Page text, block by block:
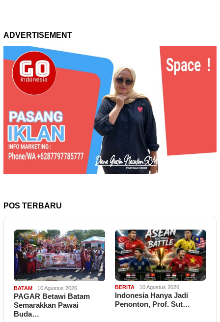
ADVERTISEMENT
POS TERBARU
BATAM 10 Agustus 2026
PAGAR Betawi Batam
Semarakkan Pawai
Buda…
BERITA 10 Agustus 2026
Indonesia Hanya Jadi
Penonton, Prof. Sut…